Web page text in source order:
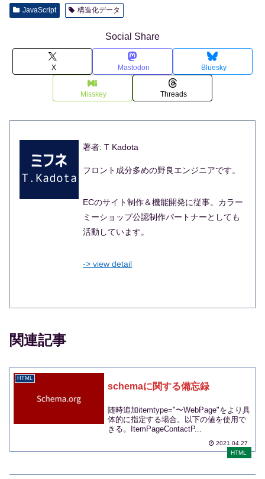
JavaScript 構造化データ
Social Share
X Mastodon Bluesky
Misskey Threads
著者: T Kadota
フロント成分多めの野良エンジニアです。
ECのサイト制作＆機能開発に従事。カラー
ミーショップ公認制作パートナーとしても
活動しています。
-> view detail
関連記事
HTML
schemaに関する備忘録
随時追加itemtype="〜WebPage"をより具
体的に指定する場合。以下の値を使用で
きる。ItemPageContactP...
2021.04.27
HTML